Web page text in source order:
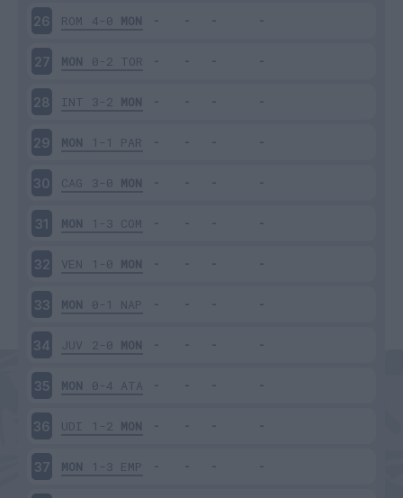
26 ROM 4-0 MON
27 MON 0-2 TOR
28 INT 3-2 MON
29 MON 1-1 PAR
30 CAG 3-0 MON
31 MON 1-3 COM
32 VEN 1-0 MON
33 MON 0-1 NAP
34 JUV 2-0 MON
35 MON 0-4 ATA
36 UDI 1-2 MON
37 MON 1-3 EMP